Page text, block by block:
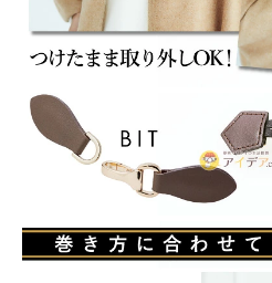
お問い合わせ